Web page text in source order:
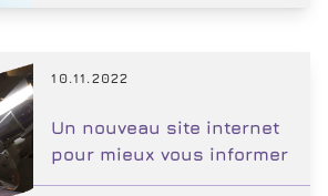
10.11.2022
Un nouveau site internet
pour mieux vous informer